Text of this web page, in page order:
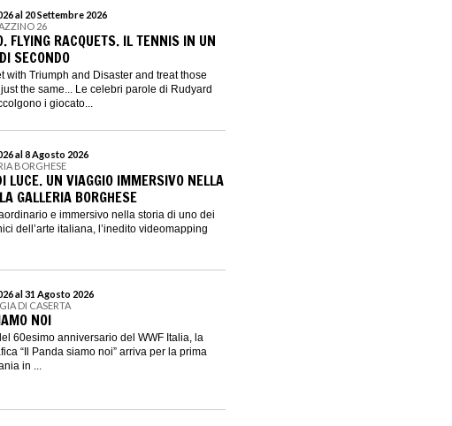
al 20 Settembre 2026
26
FLYING RACQUETS. IL TENNIS IN UN
SECONDO
with Triumph and Disaster and treat those
the same... Le celebri parole di Rudyard
i giocato...
al 8 Agosto 2026
BORGHESE
LUCE. UN VIAGGIO IMMERSIVO NELLA
GALLERIA BORGHESE
e immersivo nella storia di uno dei
dell’arte italiana, l’inedito videomapping
al 31 Agosto 2026
DI CASERTA
NOI
60esimo anniversario del WWF Italia, la
“Il Panda siamo noi” arriva per la prima
in ...